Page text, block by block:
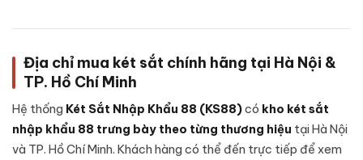
Cấu tạo Két sắt Liberty LB79 S11 Pro App
Wifi chính hãng
Cấu tạo Két sắt Liberty LB79 S11 Pro App Wifi chính
Địa chỉ mua két sắt chính hãng tại Hà Nội &
TP. Hồ Chí Minh
Hệ thống Két Sắt Nhập Khẩu 88 (KS88)có kho két sắt
nhập khẩu 88 trưng bày theo từng thương hiệu tại Hà Nội
và TP. Hồ Chí Minh. Khách hàng có thể đến trực tiếp để xem